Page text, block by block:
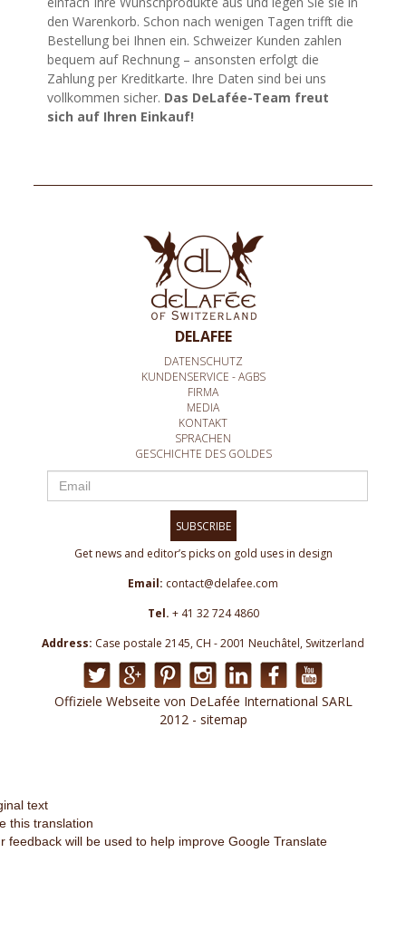
den Warenkorb. Schon nach wenigen Tagen trifft die
Bestellung bei Ihnen ein. Schweizer Kunden zahlen
bequem auf Rechnung – ansonsten erfolgt die
Zahlung per Kreditkarte. Ihre Daten sind bei uns
vollkommen sicher. Das DeLafée-Team freut
sich auf Ihren Einkauf!
DELAFEE
DATENSCHUTZ
KUNDENSERVICE - AGBS
FIRMA
MEDIA
KONTAKT
SPRACHEN
GESCHICHTE DES GOLDES
SUBSCRIBE
Get news and editor’s picks on gold uses in design
Email: contact@delafee.com
Tel. + 41 32 724 4860
Address: Case postale 2145, CH - 2001 Neuchâtel, Switzerland
Offiziele Webseite von DeLafée International SARL
2012 - sitemap
text
this translation
feedback will be used to help improve Google Translate